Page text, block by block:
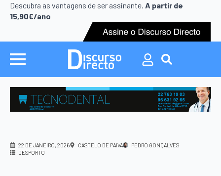
Descubra as vantagens de ser assinante. A partir de
15,90€/ano
Search
for:
Search
22 DE JANEIRO, 2026 CASTELO DE PAIVA
PEDRO GONÇALVES
DESPORTO